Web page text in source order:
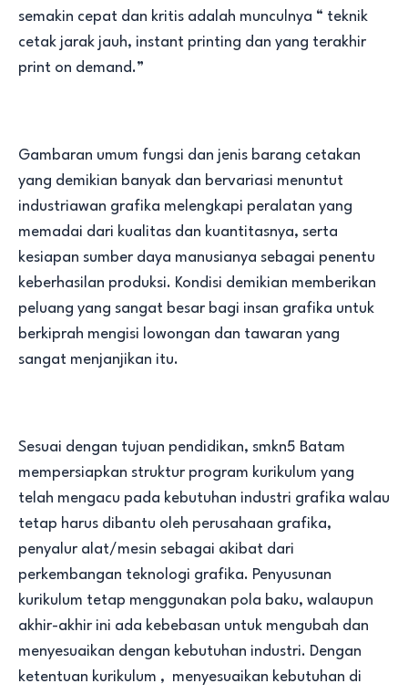
semakin cepat dan kritis adalah munculnya “ teknik
cetak jarak jauh, instant printing dan yang terakhir
print on demand.”
Gambaran umum fungsi dan jenis barang cetakan
yang demikian banyak dan bervariasi menuntut
industriawan grafika melengkapi peralatan yang
memadai dari kualitas dan kuantitasnya, serta
kesiapan sumber daya manusianya sebagai penentu
keberhasilan produksi. Kondisi demikian memberikan
peluang yang sangat besar bagi insan grafika untuk
berkiprah mengisi lowongan dan tawaran yang
sangat menjanjikan itu.
Sesuai dengan tujuan pendidikan, smkn5 Batam
mempersiapkan struktur program kurikulum yang
telah mengacu pada kebutuhan industri grafika walau
tetap harus dibantu oleh perusahaan grafika,
penyalur alat/mesin sebagai akibat dari
perkembangan teknologi grafika. Penyusunan
kurikulum tetap menggunakan pola baku, walaupun
akhir-akhir ini ada kebebasan untuk mengubah dan
menyesuaikan dengan kebutuhan industri. Dengan
ketentuan kurikulum , menyesuaikan kebutuhan di